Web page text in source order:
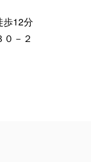
歩12分
－２